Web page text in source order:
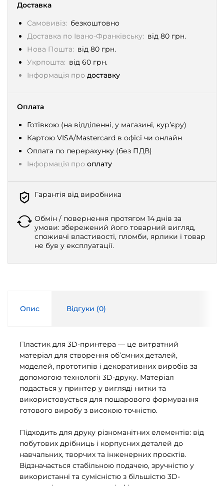
Доставка
Самовивіз: безкоштовно
Доставка по Івано-Франківську: від 80 грн.
Нова Пошта: від 80 грн.
Укрпошта: від 60 грн.
Інформація про доставку
Оплата
Готівкою (на відділенні, у магазині, кур’єру)
Картою VISA/Mastercard в офісі чи онлайн
Оплата по перерахунку (без ПДВ)
Інформація про оплату
Гарантія від виробника
Обмін / повернення протягом 14 днів за
умови: збережений його товарний вигляд,
споживчі властивості, пломби, ярлики і товар
не був у експлуатації.
Опис Відгуки (0)
Пластик для 3D-принтера — це витратний
матеріал для створення об’ємних деталей,
моделей, прототипів і декоративних виробів за
допомогою технології 3D-друку. Матеріал
подається у принтер у вигляді нитки та
використовується для пошарового формування
готового виробу з високою точністю.
Підходить для друку різноманітних елементів: від
побутових дрібниць і корпусних деталей до
навчальних, творчих та інженерних проєктів.
Відзначається стабільною подачею, зручністю у
використанні та сумісністю з більшістю 3D-